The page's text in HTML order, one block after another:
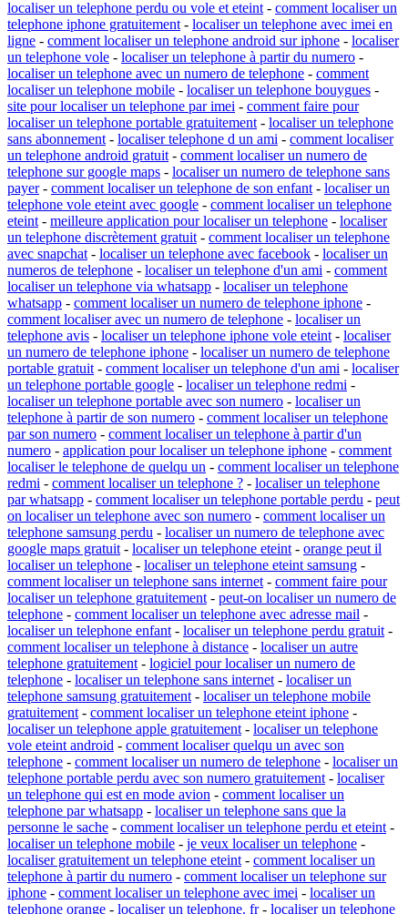
localiser un telephone perdu ou vole et eteint - comment localiser un
telephone iphone gratuitement - localiser un telephone avec imei en
ligne - comment localiser un telephone android sur iphone - localiser
un telephone vole - localiser un telephone à partir du numero -
localiser un telephone avec un numero de telephone - comment
localiser un telephone mobile - localiser un telephone bouygues -
site pour localiser un telephone par imei - comment faire pour
localiser un telephone portable gratuitement - localiser un telephone
sans abonnement - localiser telephone d un ami - comment localiser
un telephone android gratuit - comment localiser un numero de
telephone sur google maps - localiser un numero de telephone sans
payer- comment localiser un telephone de son enfant - localiser un
telephone vole eteint avec google - comment localiser un telephone
eteint - meilleure application pour localiser un telephone - localiser
un telephone discrètement gratuit - comment localiser un telephone
avec snapchat - localiser un telephone avec facebook - localiser un
numeros de telephone - localiser un telephone d'un ami - comment
localiser un telephone via whatsapp - localiser un telephone
whatsapp - comment localiser un numero de telephone iphone -
comment localiser avec un numero de telephone - localiser un
telephone avis - localiser un telephone iphone vole eteint - localiser
un numero de telephone iphone - localiser un numero de telephone
portable gratuit - comment localiser un telephone d'un ami - localiser
un telephone portable google - localiser un telephone redmi -
localiser un telephone portable avec son numero - localiser un
telephone à partir de son numero - comment localiser un telephone
par son numero - comment localiser un telephone à partir d'un
numero - application pour localiser un telephone iphone - comment
localiser le telephone de quelqu un - comment localiser un telephone
redmi - comment localiser un telephone ? - localiser un telephone
par whatsapp - comment localiser un telephone portable perdu - peut
on localiser un telephone avec son numero - comment localiser un
telephone samsung perdu - localiser un numero de telephone avec
google maps gratuit - localiser un telephone eteint - orange peut il
localiser un telephone - localiser un telephone eteint samsung -
comment localiser un telephone sans internet - comment faire pour
localiser un telephone gratuitement - peut-on localiser un numero de
telephone - comment localiser un telephone avec adresse mail -
localiser un telephone enfant - localiser un telephone perdu gratuit -
comment localiser un telephone à distance - localiser un autre
telephone gratuitement - logiciel pour localiser un numero de
telephone - localiser un telephone sans internet - localiser un
telephone samsung gratuitement - localiser un telephone mobile
gratuitement - comment localiser un telephone eteint iphone -
localiser un telephone apple gratuitement - localiser un telephone
vole eteint android - comment localiser quelqu un avec son
telephone - comment localiser un numero de telephone - localiser un
telephone portable perdu avec son numero gratuitement - localiser
un telephone qui est en mode avion - comment localiser un
telephone par whatsapp - localiser un telephone sans que la
personne le sache - comment localiser un telephone perdu et eteint -
localiser un telephone mobile - je veux localiser un telephone -
localiser gratuitement un telephone eteint - comment localiser un
telephone à partir du numero - comment localiser un telephone sur
iphone - comment localiser un telephone avec imei - localiser un
telephone orange - localiser un telephone. fr- localiser un telephone